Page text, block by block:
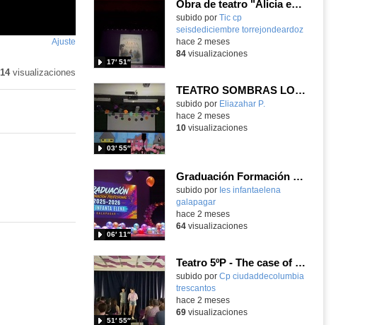
Ajuste
14visualizaciones
Obra de teatro "Alicia en el País de las Maravillas"
Contenido educativo.
subido por Tic cp
seisdediciembre torrejondeardoz
17′ 51″
-
hace 2 meses
84visualizaciones
TEATRO SOMBRAS LOS TRES BANDIDOS
Contenido educativo.
subido por Eliazahar P.
03′ 55″
hace 2 meses
10visualizaciones
Graduación Formación Profesional 2025-26
subido por Ies infantaelena
galapagar
06′ 11″
-
hace 2 meses
64visualizaciones
Teatro 5ºP - The case of the missing school
subido por Cp ciudaddecolumbia
trescantos
51′ 55″
-
hace 2 meses
69visualizaciones